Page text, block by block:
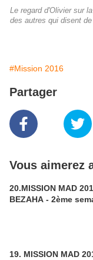
Le regard d'Olivier sur
des autres qui disent
#Mission 2016
Partager
Vous aimerez
20.MISSION MAD
BEZAHA - 2ème
19. MISSION MAD